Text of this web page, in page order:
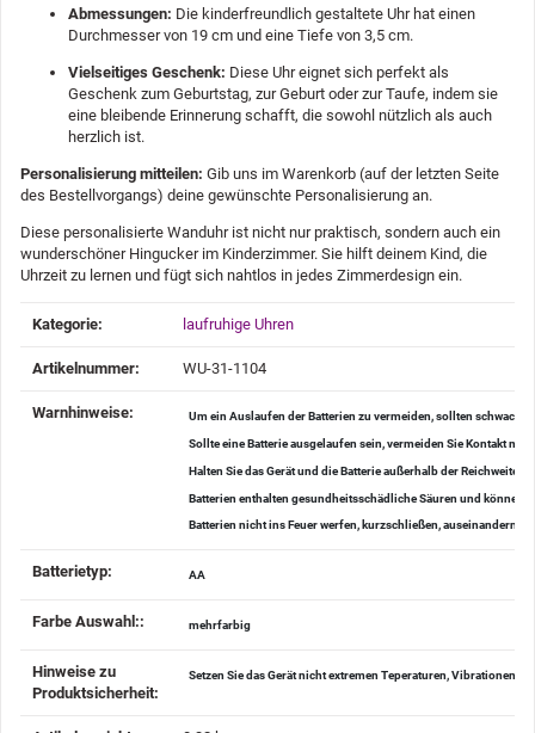
Abmessungen: Die kinderfreundlich gestaltete Uhr hat einen
Durchmesser von 19 cm und eine Tiefe von 3,5 cm.
Vielseitiges Geschenk: Diese Uhr eignet sich perfekt als
Geschenk zum Geburtstag, zur Geburt oder zur Taufe, indem sie
eine bleibende Erinnerung schafft, die sowohl nützlich als auch
herzlich ist.
Personalisierung mitteilen: Gib uns im Warenkorb (auf der letzten Seite
des Bestellvorgangs) deine gewünschte Personalisierung an.
Diese personalisierte Wanduhr ist nicht nur praktisch, sondern auch ein
wunderschöner Hingucker im Kinderzimmer. Sie hilft deinem Kind, die
Uhrzeit zu lernen und fügt sich nahtlos in jedes Zimmerdesign ein.
Produkteigenschaft
Wert
Kategorie: laufruhige Uhren
Artikelnummer: WU-31-1104
Warnhinweise‍: Um ein Auslaufen der Batterien zu vermeiden, sollten
Sollte eine Batterie ausgelaufen sein, vermeiden Sie Kontakt
Halten Sie das Gerät und die Batterie außerhalb der Reichweite
Batterien enthalten gesundheitsschädliche Säuren und können
Batterien nicht ins Feuer werfen, kurzschließen,
Batterietyp‍: AA
Farbe Auswahl:‍: mehrfarbig
Hinweise zu
Produktsicherheit‍:
Setzen Sie das Gerät nicht extremen Teperaturen, Vibrationen